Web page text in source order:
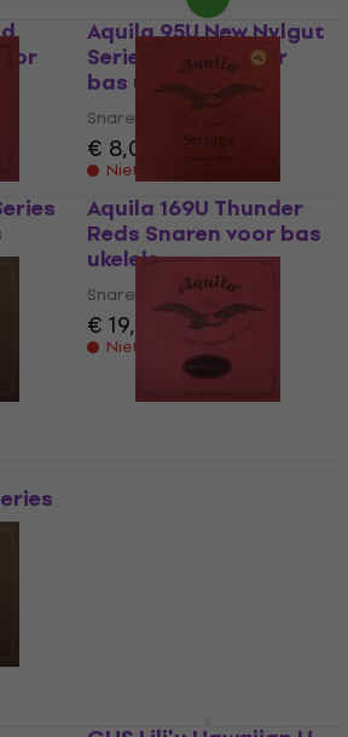
Aquila 95U New Nylgut
Series Snaren voor
bas ukelele
Snaren voor bas ukelele
€ 8,09
Niet op voorraad
Aquila 169U Thunder
Reds Snaren voor bas
ukelele
Snaren voor bas ukelele
€ 19,90
Niet op voorraad